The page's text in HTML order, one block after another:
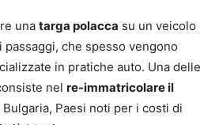
una targa polacca su un veicolo
che spesso vengono
in pratiche auto. Una delle
nel re-immatricolare il
Bulgaria, Paesi noti per i costi di